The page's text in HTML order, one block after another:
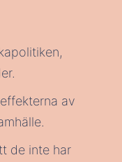
av
de inte har